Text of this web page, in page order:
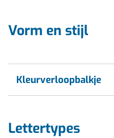
Vorm en stijl
Kleurverloopbalkje
Lettertypes